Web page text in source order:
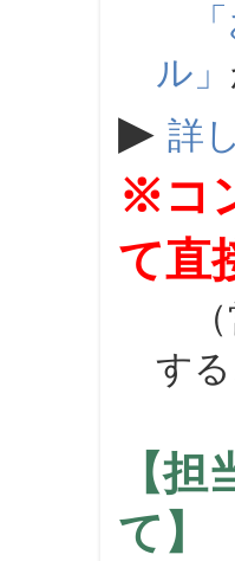
ル」
▶ 詳
※コ
て直
（
す
【
て】